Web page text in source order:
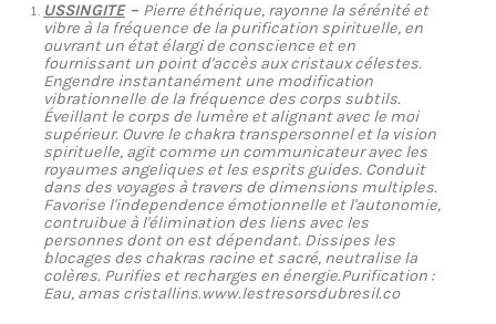
USSINGITE– Pierre éthérique, rayonne la sérénité et
vibre à la fréquence de la purification spirituelle, en
ouvrant un état élargi de conscience et en
fournissant un point d'accès aux cristaux célestes.
Engendre instantanément une modification
vibrationnelle de la fréquence des corps subtils.
Éveillant le corps de lumère et alignant avec le moi
supérieur. Ouvre le chakra transpersonnel et la vision
spirituelle, agit comme un communicateur avec les
royaumes angeliques et les esprits guides. Conduit
dans des voyages à travers de dimensions multiples.
Favorise l'independence émotionnelle et l'autonomie,
contruibue à l'élimination des liens avec les
personnes dont on est dépendant. Dissipes les
blocages des chakras racine et sacré, neutralise la
colères. Purifies et recharges en énergie.Purification :
Eau, amas cristallins.www.lestresorsdubresil.co